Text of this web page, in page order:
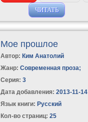
ЧИТАТЬ
Мое прошлое
Автор: Ким Анатолий
Жанр: Современная проза;
Серия: 3
Дата добавления: 2013-11-14
Язык книги: Русский
Кол-во страниц: 25